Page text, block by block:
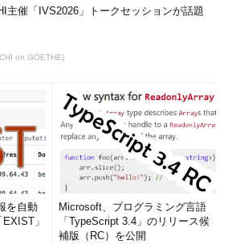
主催「IVS2026」トークセッションが話題
on GOETHE)
を自動
」
Microsoft、プログラミング言語
「TypeScript 3.4」のリリース候
補版（RC）を公開